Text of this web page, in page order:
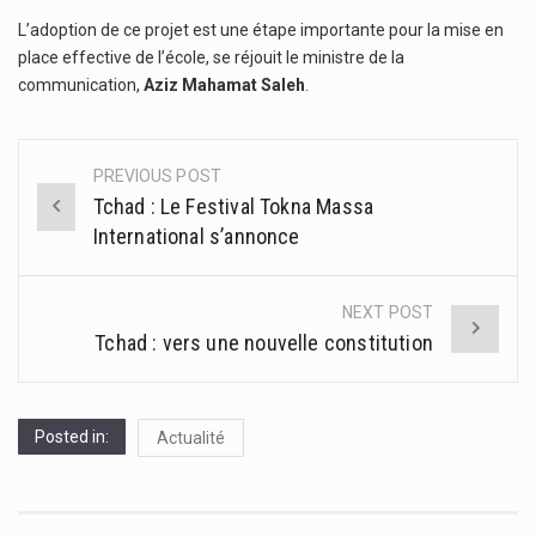
L’adoption de ce projet est une étape importante pour la mise en
place effective de l’école, se réjouit le ministre de la
communication, Aziz Mahamat Saleh
Post
navigation
PREVIOUS POST
Tchad : Le Festival Tokna Massa
International s’annonce
NEXT POST
Tchad : vers une nouvelle constitution
Posted in: Actualité